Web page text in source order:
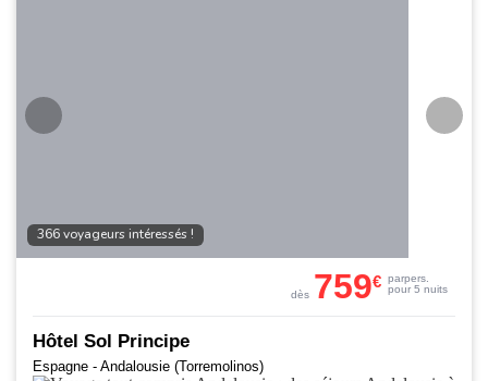
366 voyageurs intéressés !
Hôtel Sol Principe
Espagne - Andalousie (Torremolinos)
dès 759€ parpers.
pour 5 nuits